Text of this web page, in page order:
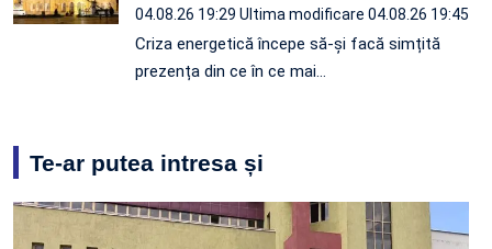
04.08.26 19:29 Ultima modificare 04.08.26 19:45
Criza energetică începe să-și facă simțită
prezența din ce în ce mai…
Te-ar putea intresa și